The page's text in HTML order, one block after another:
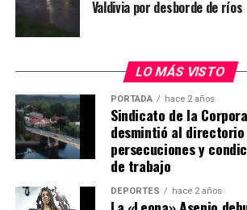
desarrollado por los equipos
participaron en la búsqueda del
ubicar a personas prófugas de la
“Le pido a toda la gente que siga
pidiendo por la salud del cabo primero
Procedimiento terminó con
detenido
Valdivia por desborde de ríos
LO MÁS VISTO
PORTADA hace 2 años
Sindicato de la
desmintió al directorio
persecuciones y
de trabajo
DEPORTES hace 2 años